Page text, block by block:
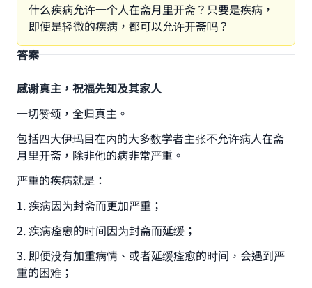
什么疾病允许一个人在斋月里开斋？只要是疾病，
即便是轻微的疾病，都可以允许开斋吗？
答案
感谢真主，祝福先知及其家人
一切赞颂，全归真主。
包括四大伊玛目在内的大多数学者主张不允许病人在斋
月里开斋，除非他的病非常严重。
严重的疾病就是：
1. 疾病因为封斋而更加严重；
2. 疾病痊愈的时间因为封斋而延缓；
3. 即便没有加重病情、或者延缓痊愈的时间，会遇到严
重的困难；